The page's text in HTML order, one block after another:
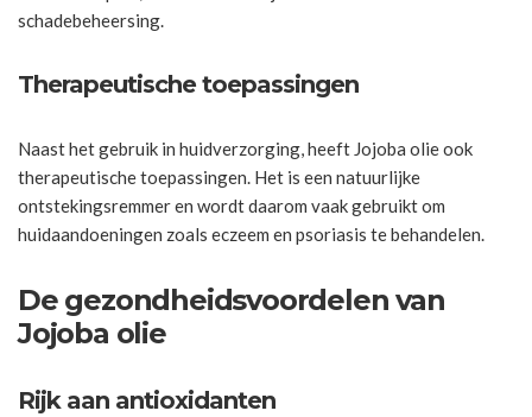
schadebeheersing.
Therapeutische toepassingen
Naast het gebruik in huidverzorging, heeft Jojoba olie ook
therapeutische toepassingen. Het is een natuurlijke
ontstekingsremmer en wordt daarom vaak gebruikt om
huidaandoeningen zoals eczeem en psoriasis te behandelen.
De gezondheidsvoordelen van
Jojoba olie
Rijk aan antioxidanten